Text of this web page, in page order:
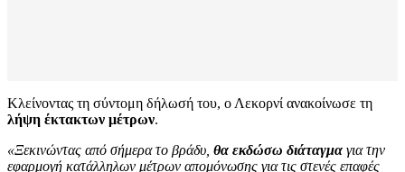
Κλείνοντας τη σύντομη δήλωσή του, ο Λεκορνί ανακοίνωσε τη
λήψη έκτακτων μέτρων.
«Ξεκινώντας από σήμερα το βράδυ, θα εκδώσω διάταγμα για την
εφαρμογή κατάλληλων μέτρων απομόνωσης για τις στενές επαφές